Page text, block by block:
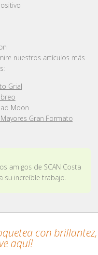
nuestros artículos más
Grial
Moon
Gran Formato
amigos de SCAN Costa
su increíble trabajo.
con brillantez,
aquí!